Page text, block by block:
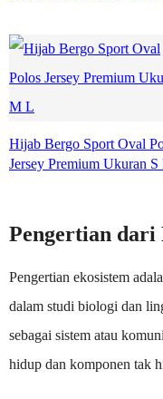
Hijab Bergo Sport Oval
Jersey Premium Ukuran
Pengertian dari
Pengertian ekosistem
dalam studi biologi dan
sebagai sistem atau
hidup dan komponen tak